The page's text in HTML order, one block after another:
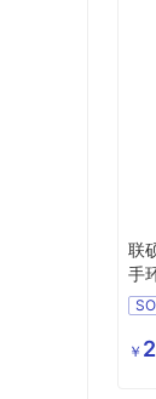
联
手
￥